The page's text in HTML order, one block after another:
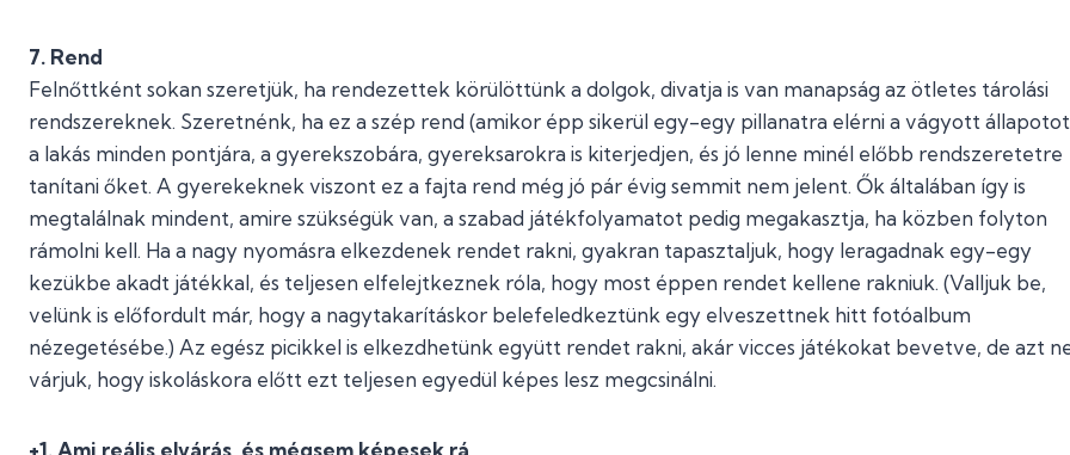
7. Rend
Felnőttként sokan szeretjük, ha rendezettek körülöttünk a dolgok, divatja is van manapság az ötletes tárolási
rendszereknek. Szeretnénk, ha ez a szép rend (amikor épp sikerül egy-egy pillanatra elérni a vágyott
a lakás minden pontjára, a gyerekszobára, gyereksarokra is kiterjedjen, és jó lenne minél előbb rendszeretetre
tanítani őket. A gyerekeknek viszont ez a fajta rend még jó pár évig semmit nem jelent. Ők általában így is
megtalálnak mindent, amire szükségük van, a szabad játékfolyamatot pedig megakasztja, ha közben folyton
rámolni kell. Ha a nagy nyomásra elkezdenek rendet rakni, gyakran tapasztaljuk, hogy leragadnak egy-egy
kezükbe akadt játékkal, és teljesen elfelejtkeznek róla, hogy most éppen rendet kellene rakniuk. (Valljuk be,
velünk is előfordult már, hogy a nagytakarításkor belefeledkeztünk egy elveszettnek hitt fotóalbum
nézegetésébe.) Az egész picikkel is elkezdhetünk együtt rendet rakni, akár vicces játékokat bevetve, de azt
várjuk, hogy iskoláskora előtt ezt teljesen egyedül képes lesz megcsinálni.
+1. Ami reális elvárás, és mégsem képesek rá